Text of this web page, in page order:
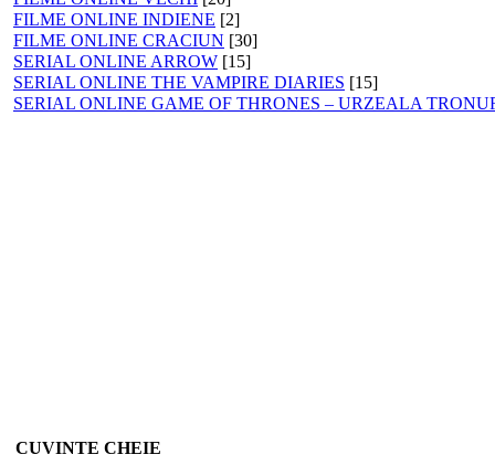
FILME ONLINE INDIENE [2]
FILME ONLINE CRACIUN [30]
SERIAL ONLINE ARROW [15]
SERIAL ONLINE THE VAMPIRE DIARIES [15]
SERIAL ONLINE GAME OF THRONES – URZEALA
CUVINTE CHEIE